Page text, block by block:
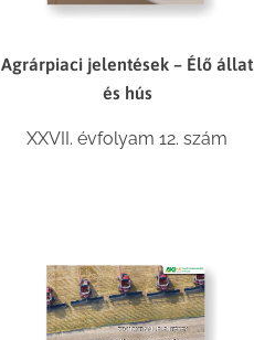
Agrárpiaci jelentések – Élő állat
és hús
XXVII. évfolyam 12. szám